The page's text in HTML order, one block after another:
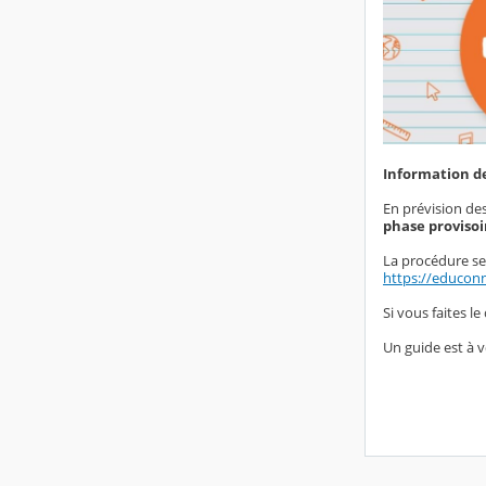
Information
En prévision
phase
La procédure
https://
Si vous faites
Un guide est à